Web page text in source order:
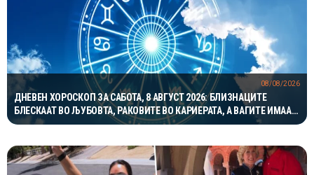
ДНЕВЕН ХОРОСКОП ЗА САБОТА, 8 АВГУСТ 2026: БЛИЗНАЦИТЕ
БЛЕСКААТ ВО ЉУБОВТА, РАКОВИТЕ ВО КАРИЕРАТА, А ВАГИТЕ ИМААТ
ОДЛИЧЕН ДЕН ЗА ХАРМОНИЈА
08/08/2026